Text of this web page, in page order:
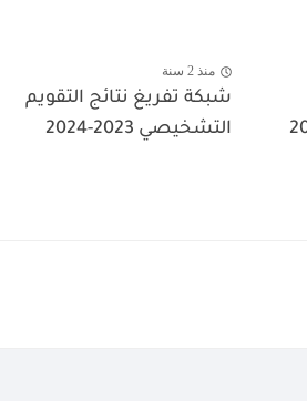
منذ 2 سنة
شبكة تفريغ نتائج التقويم
التشخيصي 2023-2024